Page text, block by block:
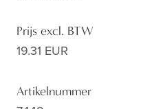
Prijs excl. BTW
19.31 EUR
Artikelnummer